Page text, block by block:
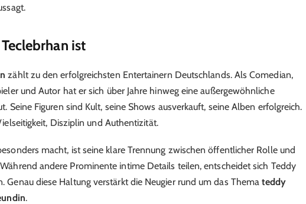
ist
zählt zu den erfolgreichsten Entertainern Deutschlands. Als Comedian,
und Autor hat er sich über Jahre hinweg eine außergewöhnliche
Seine Figuren sind Kult, seine Shows ausverkauft, seine Alben erfolgreich.
Disziplin und Authentizität.
macht, ist seine klare Trennung zwischen öffentlicher Rolle und
andere Prominente intime Details teilen, entscheidet sich Teddy
Genau diese Haltung verstärkt die Neugier rund um das Themateddy
.